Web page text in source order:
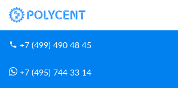
+7 (499) 490 48 45
+7 (495) 744 33 14